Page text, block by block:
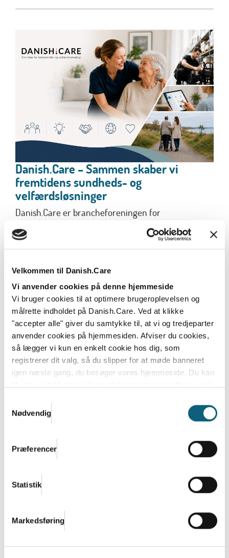
Velkommen til Danish.Care
Vi anvender cookies på denne hjemmeside
Vi bruger cookies til at optimere brugeroplevelsen og
målrette indholdet på Danish.Care. Ved at klikke
"accepter alle" giver du samtykke til, at vi og tredjeparter
anvender cookies på hjemmesiden. Afviser du cookies,
så lægger vi kun en enkelt cookie hos dig, som
registrerer dit valg, så du slipper for at møde banneret
igen næste gang, du besøger vores hjemmeside. Du kan
Danish.Cares privatlivs- og cookiepolitik
Nødvendig
Præferencer
Statistik
Markedsføring
Danish.Care – Sammen skaber vi
fremtidens sundheds- og
velfærdsløsninger
Danish.Care er brancheforeningen for
og...
Danish.Care og DI: Enormt potentiale i
regeringens satsning på
Den nye regering bestående af Socialdemokratiet,
SF, Moderaterne og Radikale Venstre vil lancere en...
Læs mere